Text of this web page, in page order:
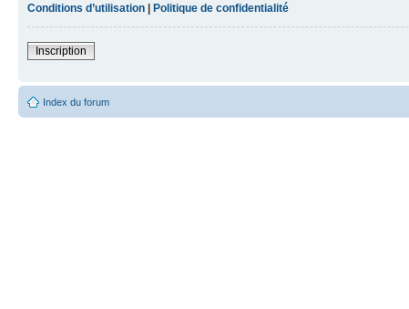
Conditions d’utilisation | Politique de confidentialité
Inscription
Index du forum